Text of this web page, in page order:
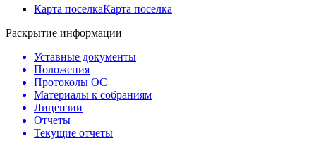
Карта поселкаКарта поселка
Раскрытие информации
Уставные документы
Положения
Протоколы ОС
Материалы к собраниям
Лицензии
Отчеты
Текущие отчеты